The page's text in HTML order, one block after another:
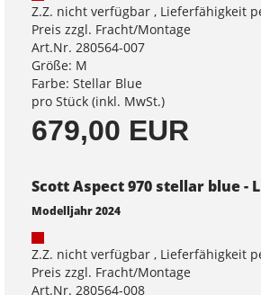
Z.Z. nicht verfügbar , Lieferfähigkeit
Preis zzgl. Fracht/Montage
Art.Nr. 280564-007
Größe: M
Farbe: Stellar Blue
pro Stück (inkl. MwSt.)
679,00 EUR
Scott Aspect 970 stellar blue - L
Modelljahr 2024
Z.Z. nicht verfügbar , Lieferfähigkeit
Preis zzgl. Fracht/Montage
Art.Nr. 280564-008